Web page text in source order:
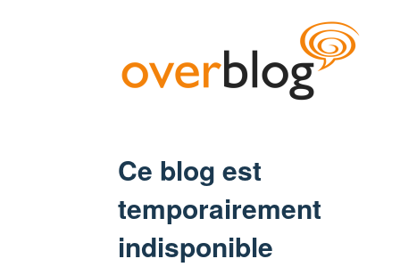
Ce blog est
temporairement
indisponible